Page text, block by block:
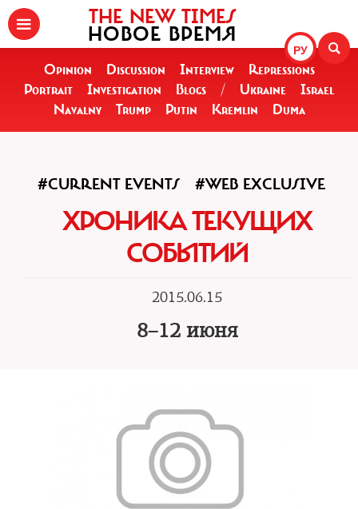
РУ
THE NEW TIMES
НОВОЕ ВРЕМЯ
Opinion Discussion Interview
Repressions
Portrait
Investigation Blogs / Ukraine
Israel
Navalny
Trump Putin Kremlin Duma
#CURRENT EVENTS #WEB EXCLUSIVE
ХРОНИКА ТЕКУЩИХ
СОБЫТИЙ
2015.06.15
8–12 июня